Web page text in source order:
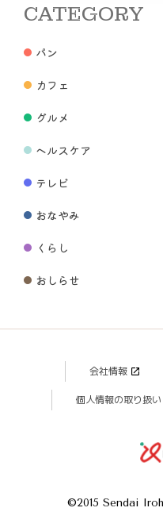
CATEGORY
パン
カフェ
グルメ
ヘルスケア
テレビ
おなやみ
くらし
おしらせ
会社情報
個人情報の取り扱い
©2015 Sendai